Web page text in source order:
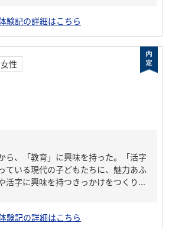
験記の詳細はこちら
女性
ら、「教育」に興味を持った。「活字
ている現代の子どもたちに、魅力あふ
活字に興味を持つきっかけをつくり...
験記の詳細はこちら